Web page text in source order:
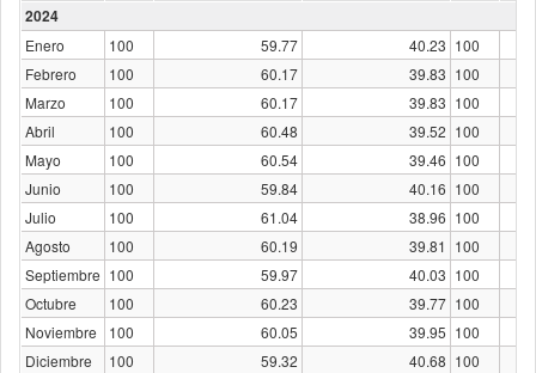
2024
Enero 100 59.77 40.23 100
Febrero
100 60.17 39.83 100
Marzo
100 60.17 39.83 100
Abril
100 60.48 39.52 100
Mayo
100 60.54 39.46 100
Junio
100 59.84 40.16 100
Julio
100 61.04 38.96 100
Agosto
100 60.19 39.81 100
Septiembre 100 59.97 40.03 100
Octubre
100 60.23 39.77 100
Noviembre
100 60.05 39.95 100
Diciembre
100 59.32 40.68 100